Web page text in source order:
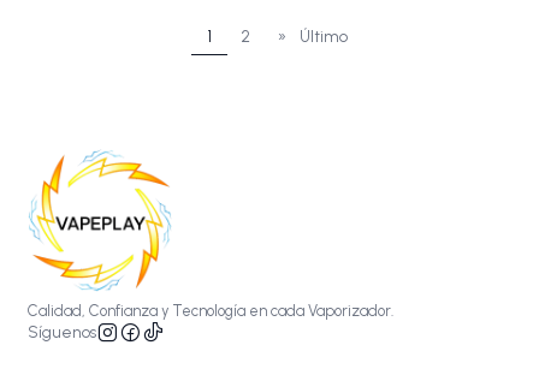
1 2 » Último
Calidad, Confianza y Tecnología en cada Vaporizador.
Síguenos